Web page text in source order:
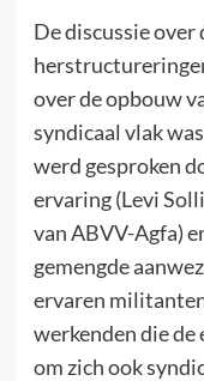
De discussie
over de opbouw
syndicaal vlak
werd gesproken
ervaring (Levi
van ABVV-Agfa)
gemengde
ervaren
werkenden die de
om zich ook